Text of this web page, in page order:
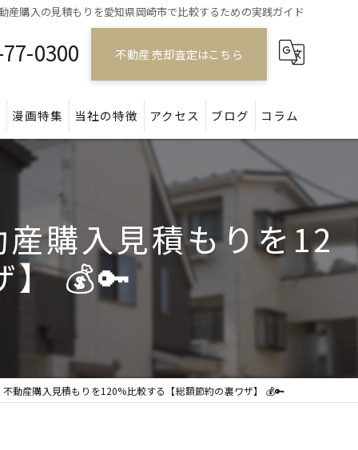
産購入の見積もりを愛知県岡崎市で比較するための実践ガイド
0300 不動産 売却査定はこちら
漫画特集 当社の特徴
アパート
土地
アクセス ブログ コラム
購入見積もりを12
】 💰🔑
動産購入見積もりを120%比較する【総額節約の裏ワザ】 💰🔑